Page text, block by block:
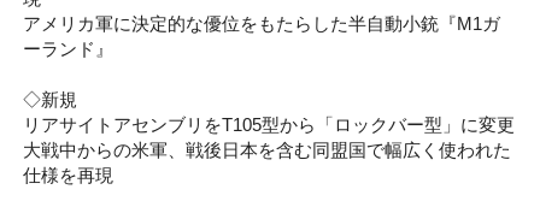
アメリカ軍に決定的な優位をもたらした半自動小銃『M1ガ
ーランド』
◇新規
リアサイトアセンブリをT105型から「ロックバー型」に変更
大戦中からの米軍、戦後日本を含む同盟国で幅広く使われた
仕様を再現